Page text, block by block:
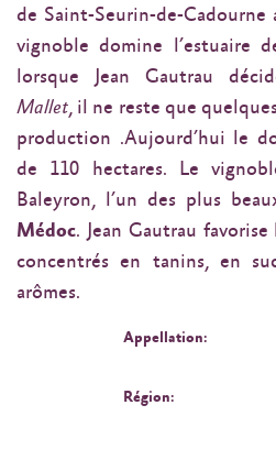
de Saint-Seurin-de-Cadourne
vignoble domine l’estuaire
lorsque Jean Gautrau
Mallet, il ne reste que
production .Aujourd’hui le
de 110 hectares. Le
Baleyron, l’un des plus
Médoc. Jean Gautrau
concentrés en tanins, en
arômes.
Appellation:
Région: